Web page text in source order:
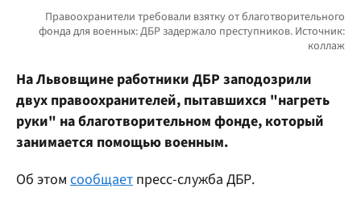
На Львовщине работники ДБР заподозрили
двух правоохранителей, пытавшихся "нагреть
руки" на благотворительном фонде, который
занимается помощью военным.
Об этом сообщает пресс-служба ДБР.